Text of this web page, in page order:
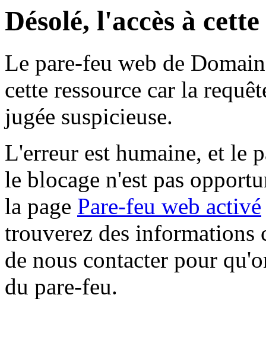
Désolé, l'accès à
Le pare-feu web de
cette ressource car la
jugée suspicieuse.
L'erreur est humaine, et le
le blocage n'est pas
la page Pare-feu web activé
trouverez des informations
de nous contacter pour
du pare-feu.